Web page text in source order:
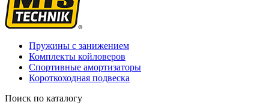
Пружины с занижением
Комплекты койловеров
Спортивные амортизаторы
Короткоходная подвеска
Поиск по каталогу